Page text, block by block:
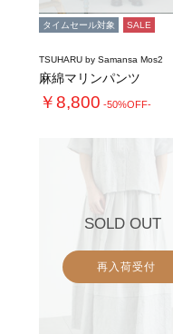
タイムセール対象 SALE
TSUHARU by Samansa Mos2
麻綿マリンパンツ
￥8,800 -50%OFF-
SOLD OUT
再入荷受付